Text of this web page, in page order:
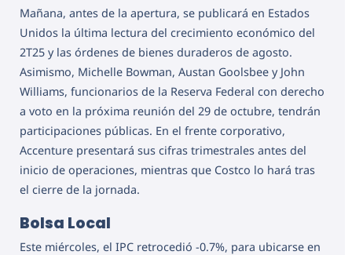
Mañana, antes de la apertura, se publicará en Estados
Unidos la última lectura del crecimiento económico del
2T25 y las órdenes de bienes duraderos de agosto.
Asimismo, Michelle Bowman, Austan Goolsbee y John
Williams, funcionarios de la Reserva Federal con derecho
a voto en la próxima reunión del 29 de octubre, tendrán
participaciones públicas. En el frente corporativo,
Accenture presentará sus cifras trimestrales antes del
inicio de operaciones, mientras que Costco lo hará tras
el cierre de la jornada.
Bolsa Local
Este miércoles, el IPC retrocedió -0.7%, para ubicarse en